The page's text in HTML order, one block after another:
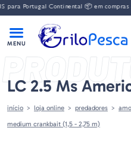
para Portugal Continental 📦 em compras
LC 2.5 Ms
início loja online predadores
medium crankbait (1,5 - 2,75 m)